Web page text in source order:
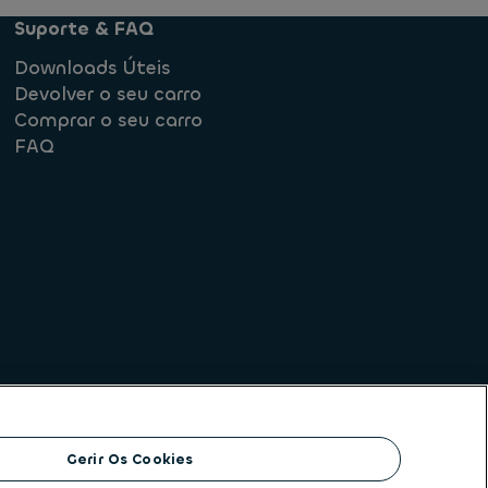
Suporte & FAQ
Downloads Úteis
Devolver o seu carro
Comprar o seu carro
FAQ
de crédito
Gerir Os Cookies